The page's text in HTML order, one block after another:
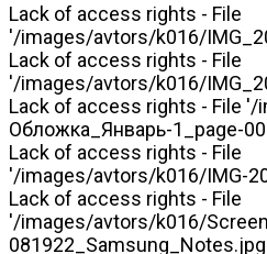
Lack of access rights - File
'/images/avtors/k016/
Lack of access rights - File
'/images/avtors/k016/
Lack of access rights - File
Обложка_Январь-1_page-
Lack of access rights - File
'/images/avtors/k016/IMG-
Lack of access rights - File
'/images/avtors/k016/